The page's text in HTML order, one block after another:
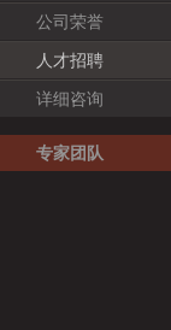
公司荣誉
人才招聘
详细咨询
专家团队